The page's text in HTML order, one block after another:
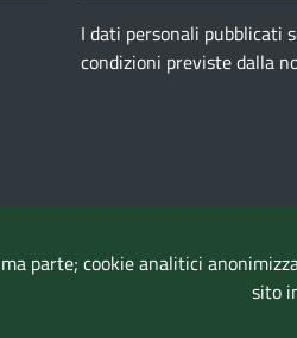
I dati personali pubblicati
condizioni previste dalla
parte; cookie analitici
sito